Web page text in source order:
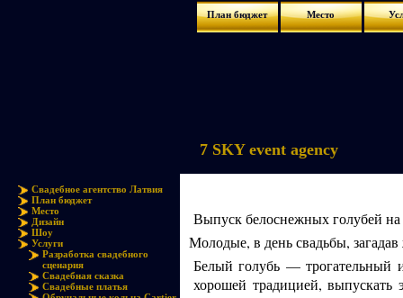
План бюджет Место
Свадебное агентство Латвия
План бюджет
Место
Дизайн
Шоу
Услуги
Разработка свадебного
сценария
Свадебная сказка
Свадебные платья
7 SKY event agency
Выпуск белоснежных голубей
Молодые, в день свадьбы,
Белый голубь — трогательный
хорошей традицией,